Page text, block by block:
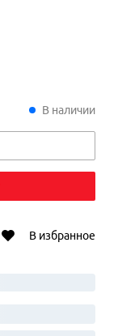
В наличии
В избранное